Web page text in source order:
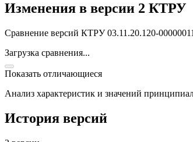
Изменения в версии 2 КТРУ
Сравнение версий КТРУ 03.11.20.120-
Загрузка сравнения...
Показать отличающиеся
Анализ характеристик и значений
История версий